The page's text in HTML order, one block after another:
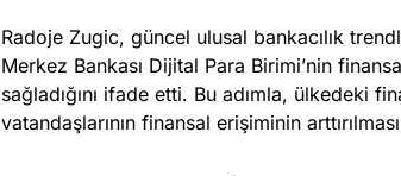
Radoje Zugic, güncel ulusal bankacılık
Merkez Bankası Dijital Para Birimi’nin
sağladığını ifade etti. Bu adımla, ülkedeki
vatandaşlarının finansal erişiminin